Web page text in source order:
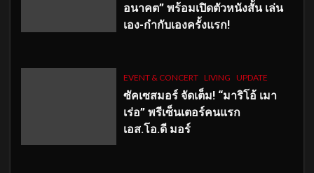
อนาคต” พร้อมเปิดตัวหนังสั้น เล่น
เอง-กำกับเองครั้งแรก!
EVENT & CONCERT LIVING UPDATE
ซัคเซสมอร์ จัดเต็ม! “มาริโอ้ เมา
เร่อ” พรีเซ็นเตอร์คนแรก
เอส.โอ.ดี มอร์